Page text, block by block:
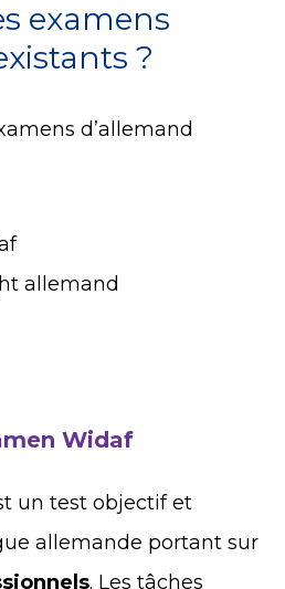
examens
?
d’allemand
allemand
Widaf
un test objectif et
allemande portant sur
. Les tâches